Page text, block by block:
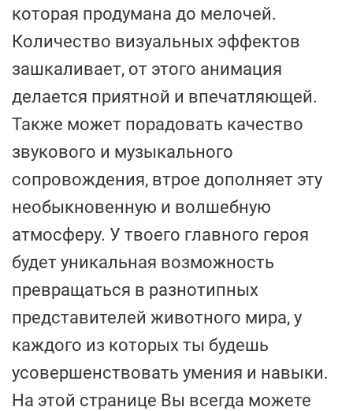
которая продумана до мелочей.
Количество визуальных эффектов
зашкаливает, от этого анимация
делается приятной и впечатляющей.
Также может порадовать качество
звукового и музыкального
сопровождения, втрое дополняет эту
необыкновенную и волшебную
атмосферу. У твоего главного героя
будет уникальная возможность
превращаться в разнотипных
представителей животного мира, у
каждого из которых ты будешь
усовершенствовать умения и навыки.
На этой странице Вы всегда можете